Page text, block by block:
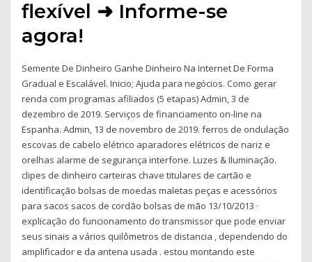
flexível ➜ Informe-se
agora!
Semente De Dinheiro Ganhe Dinheiro Na Internet De Forma
Gradual e Escalável. Inicio; Ajuda para negócios. Como gerar
renda com programas afiliados (5 etapas) Admin, 3 de
dezembro de 2019. Serviços de financiamento on-line na
Espanha. Admin, 13 de novembro de 2019. ferros de ondulação
escovas de cabelo elétrico aparadores elétricos de nariz e
orelhas alarme de segurança interfone. Luzes & Iluminação.
clipes de dinheiro carteiras chave titulares de cartão e
identificação bolsas de moedas maletas peças e acessórios
para sacos sacos de cordão bolsas de mão 13/10/2013 ·
explicação do funcionamento do transmissor que pode enviar
seus sinais a vários quilômetros de distancia , dependendo do
amplificador e da antena usada . estou montando este